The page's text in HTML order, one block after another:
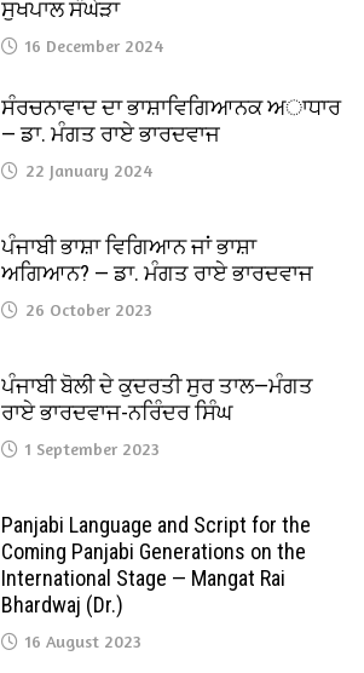
ਸੁਖਪਾਲ ਸੰਘੇੜਾ
16 December 2024
ਸੰਰਚਨਾਵਾਦ ਦਾ ਭਾਸ਼ਾਵਿਗਿਆਨਕ ਅਾਧਾਰ
— ਡਾ. ਮੰਗਤ ਰਾਏ ਭਾਰਦਵਾਜ
22 January 2024
ਪੰਜਾਬੀ ਭਾਸ਼ਾ ਵਿਗਿਆਨ ਜਾਂ ਭਾਸ਼ਾ
ਅਗਿਆਨ? — ਡਾ. ਮੰਗਤ ਰਾਏ ਭਾਰਦਵਾਜ
26 October 2023
ਪੰਜਾਬੀ ਬੋਲੀ ਦੇ ਕੁਦਰਤੀ ਸੁਰ ਤਾਲ—ਮੰਗਤ
ਰਾਏ ਭਾਰਦਵਾਜ-ਨਰਿੰਦਰ ਸਿੰਘ
1 September 2023
Panjabi Language and Script for the
Coming Panjabi Generations on the
International Stage — Mangat Rai
Bhardwaj (Dr.)
16 August 2023